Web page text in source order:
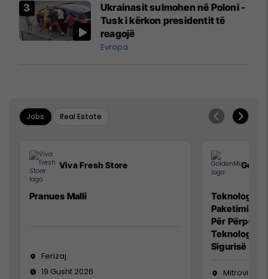
Ukrainasit sulmohen në Poloni -
Tusk i kërkon presidentit të
reagojë
Evropa
Jobs Real Estate
Viva Fresh Store
Pranues Malli
Ferizaj
19 Gusht 2026
Teknolog/e
Paketimin e
Për
Teknolog/e
Sigurisë së
Mitrovicë